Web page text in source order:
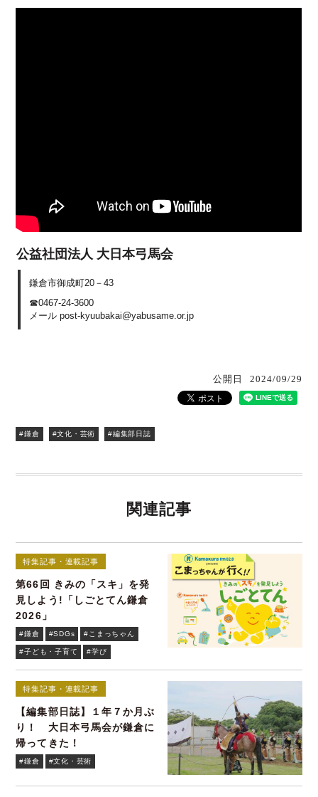
公益社団法人 大日本弓馬会
鎌倉市御成町20－43
☎0467-24-3600
メール post-kyuubakai@yabusame.or.jp
公開日 2024/09/29
#鎌倉 #文化・芸術 #編集部日誌
関連記事
特集記事・連載記事
第66回 きみの「スキ」を発
見しよう!「しごとてん鎌倉
2026」
#鎌倉 #SDGs #こまっちゃん
#子ども・子育て #学び
特集記事・連載記事
【編集部日誌】１年７か月ぶ
り！ 大日本弓馬会が鎌倉に
帰ってきた！
#鎌倉 #文化・芸術